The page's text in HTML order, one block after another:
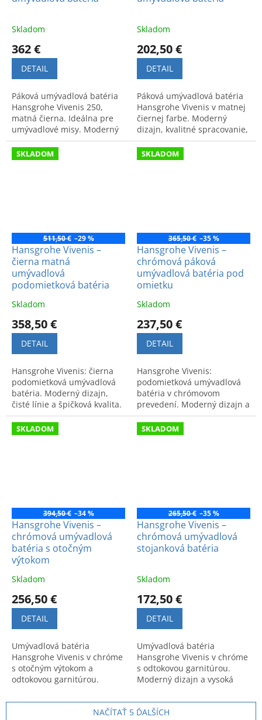
Skladom
362 €
DETAIL
Páková umývadlová batéria
Hansgrohe Vivenis 250,
matná čierna. Ideálna pre
umývadlové misy. Moderný
vzhľad a vysoká kvalita. Kód:
75042670.
Skladom
202,50 €
DETAIL
Páková umývadlová batéria
Hansgrohe Vivenis v matnej
čiernej farbe. Moderný
dizajn, kvalitné spracovanie,
bez odtokovej súpravy.
Štýlový a komfortný doplnok.
SKLADOM
511,50 € –29 %
Hansgrohe Vivenis –
čierna matná
umývadlová
podomietková batéria
Skladom
358,50 €
DETAIL
Hansgrohe Vivenis: čierna
podomietková umývadlová
batéria. Moderný dizajn,
čisté línie a špičková kvalita.
SKLADOM
365,50 € –35 %
Hansgrohe Vivenis –
chrómová páková
umývadlová batéria pod
omietku
Skladom
237,50 €
DETAIL
Hansgrohe Vivenis:
podomietková umývadlová
batéria v chrómovom
prevedení. Moderný dizajn a
špičková kvalita pre vaše
umývadlo.
SKLADOM
394,50 € –34 %
Hansgrohe Vivenis –
chrómová umývadlová
batéria s otočným
výtokom
Skladom
256,50 €
DETAIL
Umývadlová batéria
Hansgrohe Vivenis v chróme
s otočným výtokom a
odtokovou garnitúrou.
pre komfort v kúpeľni.
SKLADOM
265,50 € –35 %
Hansgrohe Vivenis –
chrómová umývadlová
stojanková batéria
Skladom
172,50 €
DETAIL
Umývadlová batéria
Hansgrohe Vivenis v chróme
s odtokovou garnitúrou.
Moderný dizajn a vysoká
Model: 75020000.
NAČÍTAŤ 5 ĎALŠÍCH